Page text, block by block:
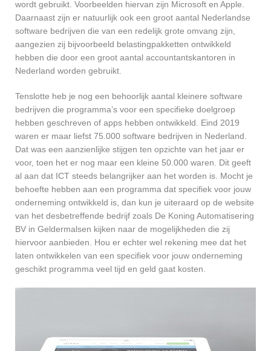
wordt gebruikt. Voorbeelden hiervan zijn Microsoft en Apple.
Daarnaast zijn er natuurlijk ook een groot aantal Nederlandse
software bedrijven die van een redelijk grote omvang zijn,
aangezien zij bijvoorbeeld belastingpakketten ontwikkeld
hebben die door een groot aantal accountantskantoren in
Nederland worden gebruikt.
Tenslotte heb je nog een behoorlijk aantal kleinere software
bedrijven die programma’s voor een specifieke doelgroep
hebben geschreven of apps hebben ontwikkeld. Eind 2019
waren er maar liefst 75.000 software bedrijven in Nederland.
Dat was een aanzienlijke stijgen ten opzichte van het jaar er
voor, toen het er nog maar een kleine 50.000 waren. Dit geeft
al aan dat ICT steeds belangrijker aan het worden is. Mocht je
behoefte hebben aan een programma dat specifiek voor jouw
onderneming ontwikkeld is, dan kun je uiteraard op de website
van het desbetreffende bedrijf zoals De Koning Automatisering
BV in Geldermalsen kijken naar de mogelijkheden die zij
hiervoor aanbieden. Hou er echter wel rekening mee dat het
laten ontwikkelen van een specifiek voor jouw onderneming
geschikt programma veel tijd en geld gaat kosten.